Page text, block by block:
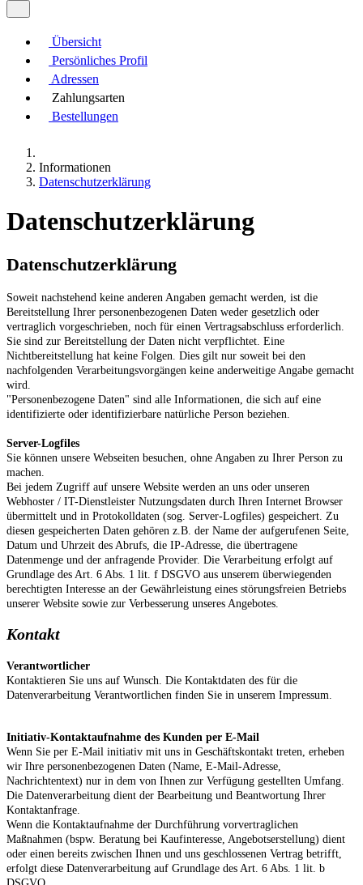
Übersicht
Persönliches Profil
Adressen
Zahlungsarten
Bestellungen
Informationen
Datenschutzerklärung
Datenschutzerklärung
Datenschutzerklärung
Soweit nachstehend keine anderen Angaben gemacht werden, ist die
Bereitstellung Ihrer personenbezogenen Daten weder gesetzlich oder
vertraglich vorgeschrieben, noch für einen Vertragsabschluss erforderlich.
Sie sind zur Bereitstellung der Daten nicht verpflichtet. Eine
Nichtbereitstellung hat keine Folgen. Dies gilt nur soweit bei den
nachfolgenden Verarbeitungsvorgängen keine anderweitige Angabe gemacht
wird.
"Personenbezogene Daten" sind alle Informationen, die sich auf eine
identifizierte oder identifizierbare natürliche Person beziehen.
Server-Logfiles
Sie können unsere Webseiten besuchen, ohne Angaben zu Ihrer Person zu
machen.
Bei jedem Zugriff auf unsere Website werden an uns oder unseren
Webhoster / IT-Dienstleister Nutzungsdaten durch Ihren Internet Browser
übermittelt und in Protokolldaten (sog. Server-Logfiles) gespeichert. Zu
diesen gespeicherten Daten gehören z.B. der Name der aufgerufenen Seite,
Datum und Uhrzeit des Abrufs, die IP-Adresse, die übertragene
Datenmenge und der anfragende Provider. Die Verarbeitung erfolgt auf
Grundlage des Art. 6 Abs. 1 lit. f DSGVO aus unserem überwiegenden
berechtigten Interesse an der Gewährleistung eines störungsfreien Betriebs
unserer Website sowie zur Verbesserung unseres Angebotes.
Kontakt
Verantwortlicher
Kontaktieren Sie uns auf Wunsch. Die Kontaktdaten des für die
Datenverarbeitung Verantwortlichen finden Sie in unserem Impressum.
Initiativ-Kontaktaufnahme des Kunden per E-Mail
Wenn Sie per E-Mail initiativ mit uns in Geschäftskontakt treten, erheben
wir Ihre personenbezogenen Daten (Name, E-Mail-Adresse,
Nachrichtentext) nur in dem von Ihnen zur Verfügung gestellten Umfang.
Die Datenverarbeitung dient der Bearbeitung und Beantwortung Ihrer
Kontaktanfrage.
Wenn die Kontaktaufnahme der Durchführung vorvertraglichen
Maßnahmen (bspw. Beratung bei Kaufinteresse, Angebotserstellung) dient
oder einen bereits zwischen Ihnen und uns geschlossenen Vertrag betrifft,
erfolgt diese Datenverarbeitung auf Grundlage des Art. 6 Abs. 1 lit. b